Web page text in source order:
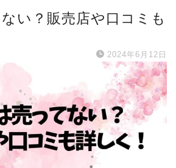
い？販売店や口コミも
2024年6月12日